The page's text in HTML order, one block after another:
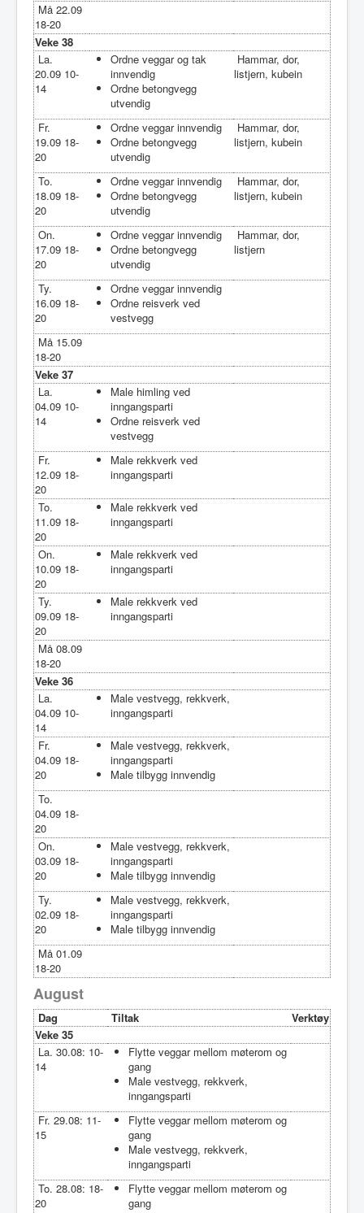
Må 22.09
18-20
Veke 38
La.
20.09 10-
14
Ordne veggar og tak
innvendig
Ordne betongvegg
utvendig
Hammar, dor,
listjern, kubein
Fr.
19.09 18-
20
Ordne veggar innvendig
Ordne betongvegg
utvendig
Hammar, dor,
listjern, kubein
To.
18.09 18-
20
Ordne veggar innvendig
Ordne betongvegg
utvendig
Hammar, dor,
listjern, kubein
On.
17.09 18-
20
Ordne veggar innvendig
Ordne betongvegg
utvendig
Hammar, dor,
listjern
Ty.
16.09 18-
20
Ordne veggar innvendig
Ordne reisverk ved
vestvegg
Må 15.09
18-20
Veke 37
La.
04.09 10-
14
Male himling ved
inngangsparti
Ordne reisverk ved
vestvegg
Fr.
12.09 18-
20
Male rekkverk ved
inngangsparti
To.
11.09 18-
20
Male rekkverk ved
inngangsparti
On.
10.09 18-
20
Male rekkverk ved
inngangsparti
Ty.
09.09 18-
20
Male rekkverk ved
inngangsparti
Må 08.09
18-20
Veke 36
La.
04.09 10-
14
Male vestvegg, rekkverk,
inngangsparti
Fr.
04.09 18-
20
Male vestvegg, rekkverk,
inngangsparti
Male tilbygg innvendig
To.
04.09 18-
20
On.
03.09 18-
20
Male vestvegg, rekkverk,
inngangsparti
Male tilbygg innvendig
Ty.
02.09 18-
20
Male vestvegg, rekkverk,
inngangsparti
Male tilbygg innvendig
Må 01.09
18-20
August
Dag Tiltak
Verktøy
Veke 35
La. 30.08: 10-
14
Flytte veggar mellom møterom og
gang
Male vestvegg, rekkverk,
inngangsparti
Fr. 29.08: 11-
15
Flytte veggar mellom møterom og
gang
Male vestvegg, rekkverk,
inngangsparti
To. 28.08: 18-
20
Flytte veggar mellom møterom og
gang